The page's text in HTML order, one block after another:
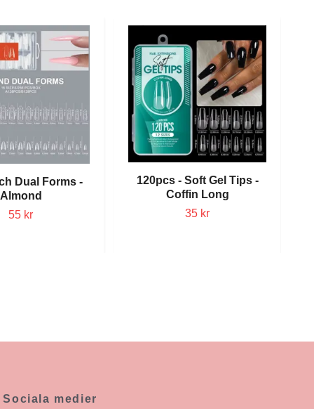
Dual Forms -
Almond
55 kr
120pcs - Soft Gel Tips -
Coffin Long
35 kr
Sociala medier